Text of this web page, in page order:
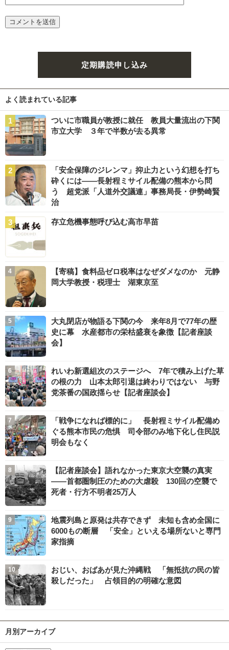
定期購読申し込み
よく読まれている記事
ついに市職員が教授に就任 教員大量流出の下関
市立大学 ３年で半数が去る異常
「安全保障のジレンマ」抑止力という幻想を打ち
砕くには――長射程ミサイル配備の熊本から問
う 超党派「人道外交議連」事務局長・伊勢崎賢
治
存立危機事態呼び込む高市早苗
【寄稿】食料品ゼロ税率はなぜダメなのか 元静
岡大学教授・税理士 湖東京至
大丸閉店が物語る下関の今 来年8月で77年の歴
史に幕 水産都市の栄枯盛衰を象徴【記者座談
会】
れいわ新選組次のステージへ 7年で積み上げた草
の根の力 山本太郎引退は終わりではない 与野
党茶番の国政揺らせ【記者座談会】
「戦争になれば標的に」 長射程ミサイル配備め
ぐる熊本市民の危惧 司令部のみ地下化し住民説
明会もなく
【記者座談会】語れなかった東京大空襲の真実
――首都圏制圧のための大虐殺 130回の空襲で
死者・行方不明者25万人
地震列島と原発は共存できず 未知も含め全国に
6000もの断層 「安全」といえる場所ないと専門
家指摘
おじい、おばあが見た沖縄戦 「無抵抗の民の皆
殺しだった」 占領目的の明確な意図
月別アーカイブ